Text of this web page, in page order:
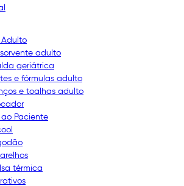
adulto
geriátrica
e fórmulas adulto
e toalhas adulto
Paciente
térmica